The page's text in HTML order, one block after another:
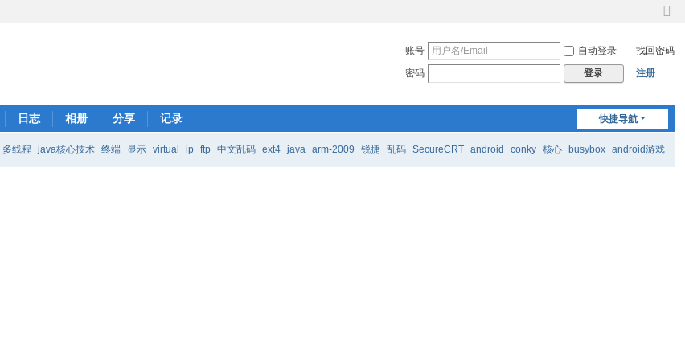
切
到
账号 自动登录
找回密码
密码
登录 注册
快捷导航
日志 相册 分享 记录
多线程 java核心技术 终端 显示 virtual ip ftp 中文乱码 ext4 java arm-2009 锐捷 乱码 SecureCRT android conky 核心 busybox android游戏